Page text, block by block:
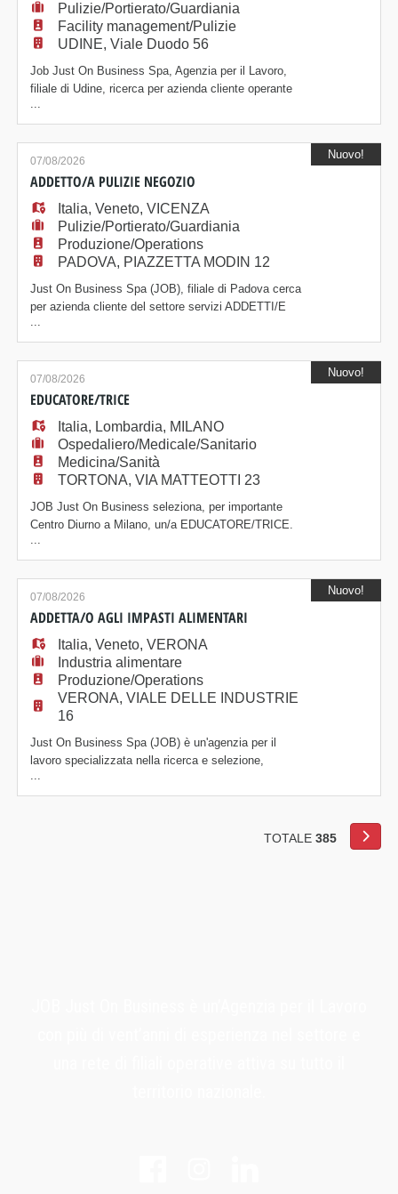
Pulizie/Portierato/Guardiania
Facility management/Pulizie
UDINE, Viale Duodo 56
Job Just On Business Spa, Agenzia per il Lavoro,
filiale di Udine, ricerca per azienda cliente operante
nel settore dei servizi: ADDETTO/A ALLE PULIZIE
La risorsa si occuperà delle attività di pulizia e
sanificazione degli ambienti, garantendo ordine e
pulizia degli spazi assegnati. Mansioni: - Pulizia e
riordino degli ambienti (negozio) - U
...
07/08/2026
ADDETTO/A PULIZIE NEGOZIO
Italia, Veneto, VICENZA
Pulizie/Portierato/Guardiania
Produzione/Operations
PADOVA, PIAZZETTA MODIN 12
Just On Business Spa (JOB), filiale di Padova cerca
per azienda cliente del settore servizi ADDETTI/E
PULIZIE NEGOZIO a Vicenza. ATTIVITÀ
PRINCIPALI - Pulizia e sanificazione del negozio -
Utilizzo corretto di prodotti e materiali per la
detergenza professionale REQUISITI RICHIESTI -
Esperienza pregressa nel ruolo - Buona conoscenza
...
Nuovo!
07/08/2026
EDUCATORE/TRICE
Italia, Lombardia, MILANO
Ospedaliero/Medicale/Sanitario
Medicina/Sanità
TORTONA, VIA MATTEOTTI 23
JOB Just On Business seleziona, per importante
Centro Diurno a Milano, un/a EDUCATORE/TRICE.
La risorsa sarà inserita in un'équipe multidisciplinare e
lavorerà a stretto contatto con adolescenti e giovani
adulti. Il/la candidato/a ideale è in possesso dei
seguenti requisiti: - Laurea in Scienze
dell'Educazione (titolo sanitario) o in Tec
...
Nuovo!
07/08/2026
ADDETTA/O AGLI IMPASTI ALIMENTARI
Italia, Veneto, VERONA
Industria alimentare
Produzione/Operations
VERONA, VIALE DELLE INDUSTRIE
16
Just On Business Spa (JOB) è un'agenzia per il
lavoro specializzata nella ricerca e selezione,
amministrazione e formazione del personale, presente
sul mercato da oltre vent'anni. Selezioniamo un/a
alimentare Mansioni: La risorsa selezionata, sarà
...
Nuovo!
TOTALE 385